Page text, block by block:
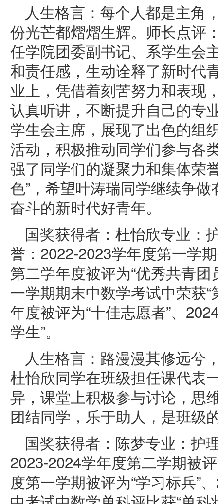
人生格言：每个人都是主角
份光芒都熠熠生辉。师长点评
任学院团委副书记、系学生会
和责任感，生动诠释了新时代
业上，凭借着刻苦努力和表现
认真听讲，不断提升自己的专
学生会主席，展现了出色的组
活动，积极推动同学们参与各
强了同学们的凝聚力和集体荣
色”，希望叶涛瑞同学继续争
奋斗的新时代好青年。
国奖获得者：杜怡欣专业：
誉：2022-2023学年度第一学
第二学年度被评为“优秀共青
一学期期末中数学考试中荣获
年度被评为“十佳志愿者”、
学生”。
人生格言：路漫漫其修远兮
杜怡欣同学在班级担任课代表
异，课堂上积极参与讨论，思
团结同学，乐于助人，是班级
国奖获得者：陈梦专业：护
2023-2024学年度第二学期被
度第一学期被评为“学习标兵”